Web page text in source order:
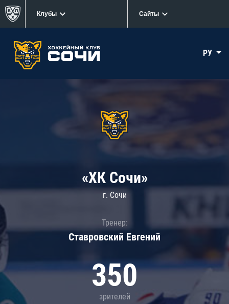
Клубы Сайты
РУ
«ХК Сочи»
г. Сочи
Тренер:
Ставровский Евгений
350
зрителей